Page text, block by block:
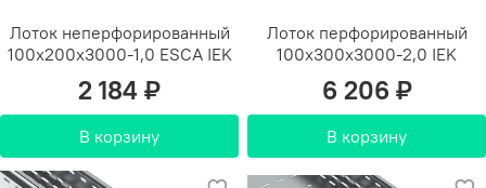
Лоток неперфорированный
100х200х3000-1,0 ESCA IEK
2 184 ₽
В корзину
Лоток перфорированный
100х300х3000-2,0 IEK
6 206 ₽
В корзину